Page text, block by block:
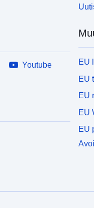
Youtube
EU
EU
EU
EU
EU